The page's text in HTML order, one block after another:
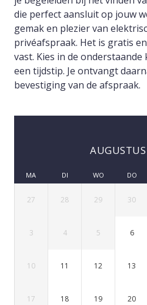
Contact
die perfect aansluit op jouw
gemak en plezier van
privéafspraak. Het is gratis
vast. Kies in de
een tijdstip. Je ontvangt
bevestiging van de afspraak.
MA DI WO DO
27 28 29 30
3 4 5 6
10 11 12 13
17 18 19 20